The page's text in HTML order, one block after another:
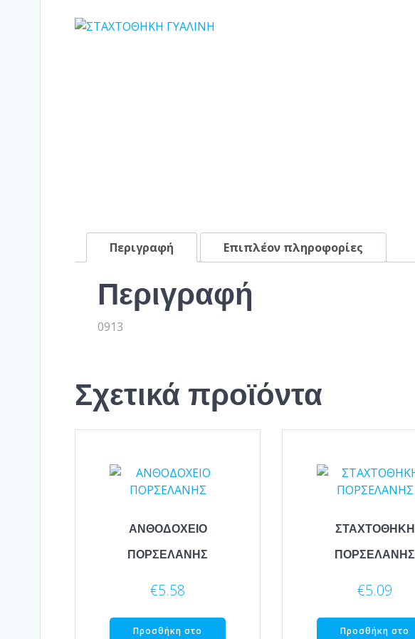
Περιγραφή Επιπλέον πληροφορίες
Περιγραφή
0913
Σχετικά προϊόντα
ΑΝΘΟΔΟΧΕΙΟ
ΠΟΡΣΕΛΑΝΗΣ
€5.58
Προσθήκη στο
ΣΤΑΧΤΟΘΗΚΗ
ΠΟΡΣΕΛΑΝΗΣ
€5.09
Προσθήκη στο